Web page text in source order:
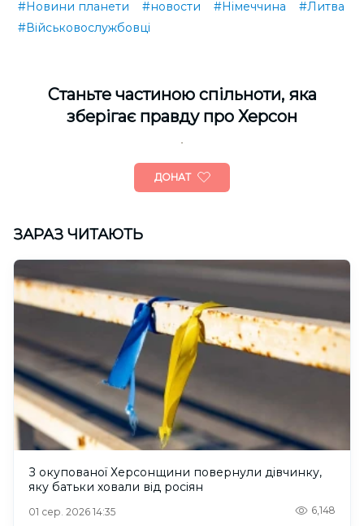
#Новини планети #новости #Німеччина
#Литва
#Військовослужбовці
Cтаньте частиною спільноти, яка
зберігає правду про Херсон
ДОНАТ
ЗАРАЗ ЧИТАЮТЬ
З окупованої Херсонщини повернули дівчинку,
яку батьки ховали від росіян
01 сер. 2026 14:35 6,148